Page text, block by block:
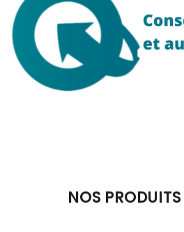
NOS